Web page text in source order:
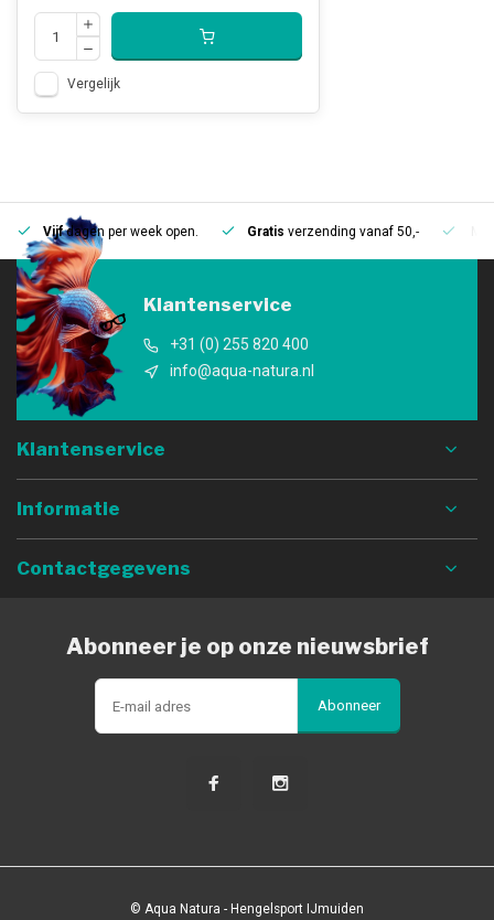
Vergelijk
Vijfdagen per week open. Gratis verzending vanaf 50,-
Klantenservice
+31 (0) 255 820 400
info@aqua-natura.nl
Klantenservice
Informatie
Contactgegevens
Abonneer je op onze nieuwsbrief
Abonneer
© Aqua Natura - Hengelsport IJmuiden